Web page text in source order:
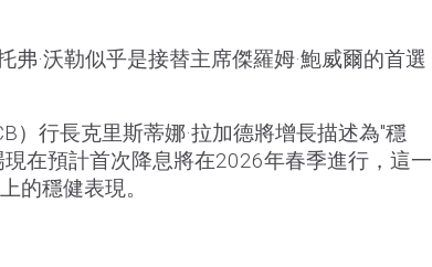
弗·沃勒似乎是接替主席傑羅姆·鮑威爾的首選
）行長克里斯蒂娜·拉加德將增長描述為"穩
在預計首次降息將在2026年春季進行，這一
的穩健表現。